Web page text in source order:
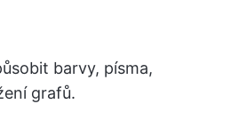
barvy, písma,
grafů.